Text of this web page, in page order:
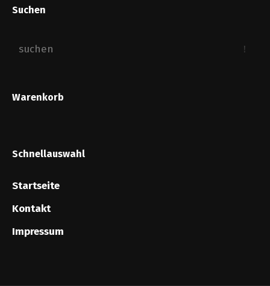
Suchen
Warenkorb
Schnellauswahl
Startseite
Kontakt
Impressum